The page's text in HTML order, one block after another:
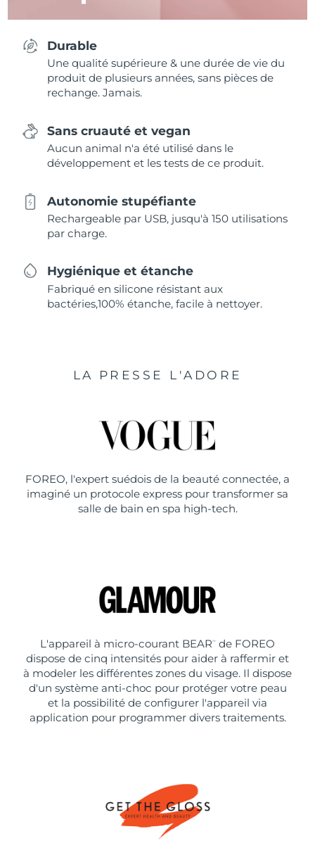
Durable
Une qualité supérieure & une durée de vie du
produit de plusieurs années, sans pièces de
rechange. Jamais.
Sans cruauté et vegan
Aucun animal n'a été utilisé dans le
développement et les tests de ce produit.
Autonomie stupéfiante
Rechargeable par USB, jusqu'à 150 utilisations
par charge.
Hygiénique et étanche
Fabriqué en silicone résistant aux
bactéries,100% étanche, facile à nettoyer.
LA PRESSE L'ADORE
FOREO, l'expert suédois de la beauté connectée, a
imaginé un protocole express pour transformer sa
salle de bain en spa high-tech.
L'appareil à micro-courant BEAR ™
de FOREO
dispose de cinq intensités pour aider à raffermir et
à modeler les différentes zones du visage. Il dispose
d'un système anti-choc pour protéger votre peau
et la possibilité de configurer l'appareil via
application pour programmer divers traitements.